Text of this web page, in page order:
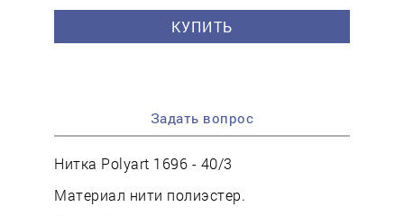
КУПИТЬ
Задать вопрос
Нитка Polyart 1696 - 40/3
Материал нити полиэстер.